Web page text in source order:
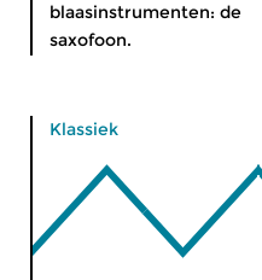
blaasinstrumenten: de
saxofoon.
Klassiek